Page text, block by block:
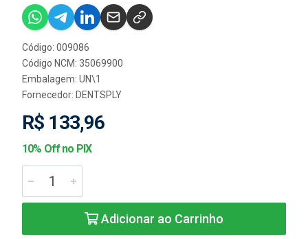
Código: 009086
Código NCM: 35069900
Embalagem: UN\1
Fornecedor: DENTSPLY
R$ 133,96
10% Off no PIX
Adicionar ao Carrinho